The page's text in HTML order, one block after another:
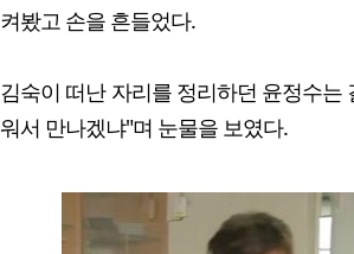
켜봤고 손을 흔들었다.
김숙이 떠난 자리를 정리하던 윤정수는
워서 만나겠냐"며 눈물을 보였다.